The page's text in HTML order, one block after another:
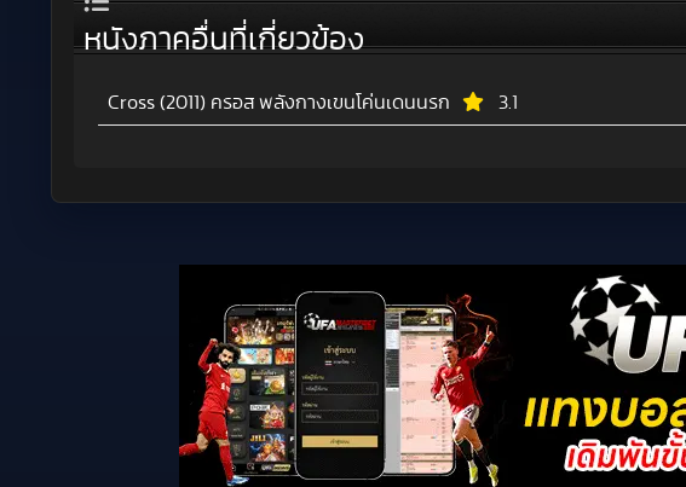
หนังภาคอื่นที่เกี่ยวข้อง
Cross (2011) ครอส พลังกางเขนโค่นเดนนรก 3.1